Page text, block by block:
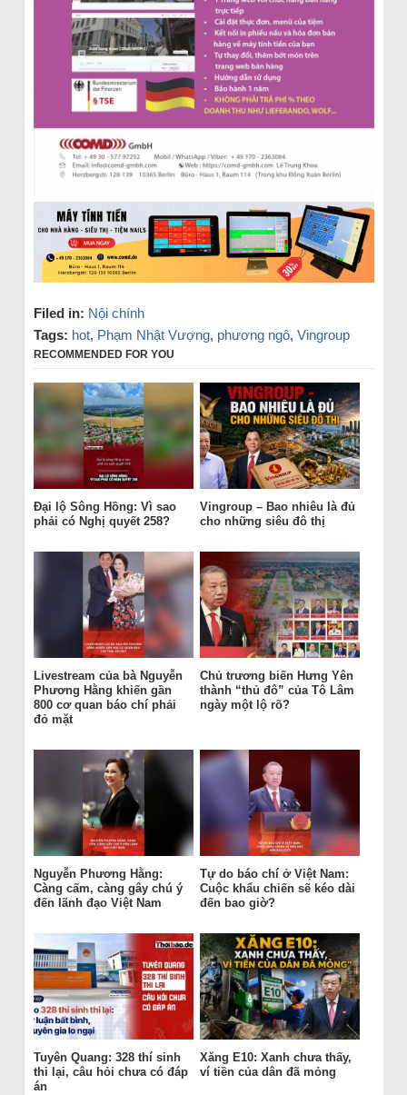
Filed in: Nội chính
Tags: hot, Phạm Nhật Vượng, phương ngô, Vingroup
RECOMMENDED FOR YOU
Đại lộ Sông Hồng: Vì sao
phải có Nghị quyết 258?
Vingroup – Bao nhiêu là đủ
cho những siêu đô thị
Livestream của bà Nguyễn
Phương Hằng khiến gần
800 cơ quan báo chí phải
đỏ mặt
Chủ trương biến Hưng Yên
thành “thủ đô” của Tô Lâm
ngày một lộ rõ?
Nguyễn Phương Hằng:
Càng cấm, càng gây chú ý
đến lãnh đạo Việt Nam
Tự do báo chí ở Việt Nam:
Cuộc khẩu chiến sẽ kéo dài
đến bao giờ?
Tuyên Quang: 328 thí sinh
thi lại, câu hỏi chưa có đáp
án
Xăng E10: Xanh chưa thấy,
ví tiền của dân đã mỏng